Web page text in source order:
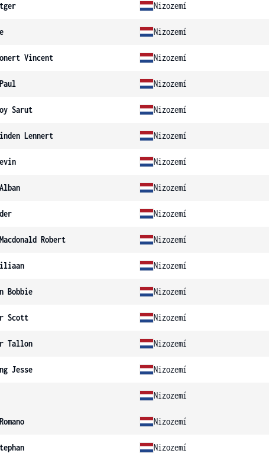
Nizozemí
Nizozemí
Vincent Nizozemí
Nizozemí
Sarut Nizozemí
Lennert Nizozemí
Nizozemí
Nizozemí
Nizozemí
Robert Nizozemí
Nizozemí
Bobbie Nizozemí
Scott Nizozemí
Tallon Nizozemí
Jesse Nizozemí
Nizozemí
Nizozemí
Nizozemí